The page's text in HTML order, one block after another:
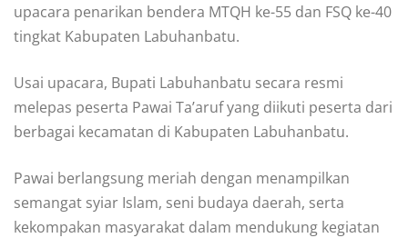
upacara penarikan bendera MTQH ke-55 dan FSQ ke-40
tingkat Kabupaten Labuhanbatu.
Usai upacara, Bupati Labuhanbatu secara resmi
melepas peserta Pawai Ta’aruf yang diikuti peserta dari
berbagai kecamatan di Kabupaten Labuhanbatu.
Pawai berlangsung meriah dengan menampilkan
semangat syiar Islam, seni budaya daerah, serta
kekompakan masyarakat dalam mendukung kegiatan